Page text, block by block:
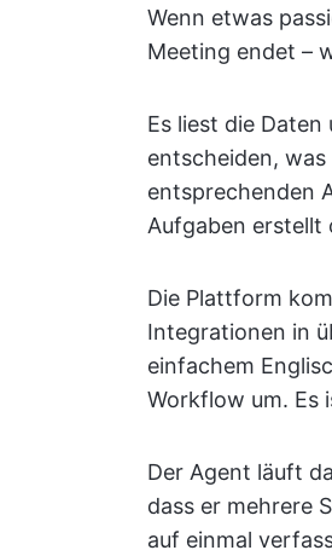
Wenn etwas
Meeting endet –
Es liest die
entscheiden,
entsprechenden
Aufgaben erstellt
Die Plattform
Integrationen in
einfachem
Workflow um. Es
Der Agent läuft
dass er mehrere
auf einmal